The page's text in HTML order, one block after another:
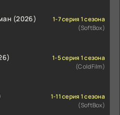
(2026)
1-7 серия 1 сезона
(SoftBox)
1-5 серия 1 сезона
(ColdFilm)
1-11 серия 1 сезона
(SoftBox)